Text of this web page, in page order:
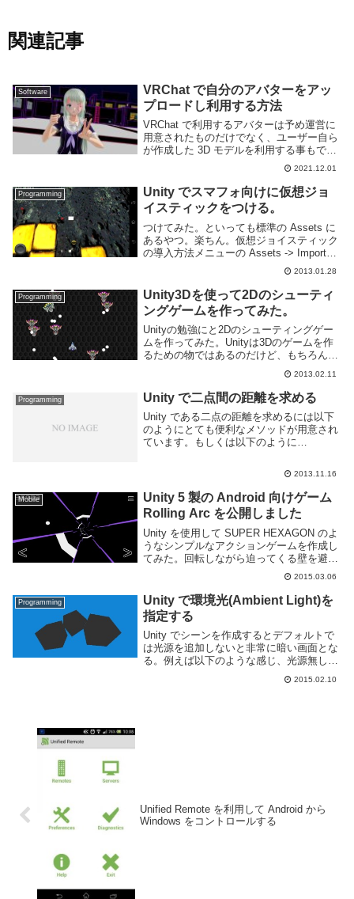
関連記事
Software
VRChat で自分のアバターをアッ
プロードし利用する方法
VRChat で利用するアバターは予め運営に
用意されたものだけでなく、ユーザー自ら
が作成した 3D モデルを利用する事もでき
る。3D モデルは BOOTH 等で販売されて
いるものもあり、3D モデリングできなく
ともカスタマイズしてオリジナル...
2021.12.01
Programming
Unity でスマフォ向けに仮想ジョ
イスティックをつける。
つけてみた。といっても標準の Assets に
あるやつ。楽ちん。仮想ジョイスティック
の導入方法メニューの Assets -> Import
Package -> Standard Assets (Mobile) を選
2013.01.28
Programming
Unity3Dを使って2Dのシューティ
ングゲームを作ってみた。
Unityの勉強にと2Dのシューティングゲー
ムを作ってみた。Unityは3Dのゲームを作
るための物ではあるのだけど、もちろん2D
のゲームも作成できる。そのためのフレー
ムワークなどもあるがとりあえずUnity本
体にある以外の機能は使わずに作成...
2013.02.11
Programming Unity で二点間の距離を求める
Unity である二点の距離を求めるには以下
のようにとても便利なメソッドが用意され
ています。もしくは以下のように
単ですね。どういった計算をしているのか
中...
2013.11.16
Mobile
Unity 5 製の Android 向けゲーム
Rolling Arc を公開しました
Unity を使用して SUPER HEXAGON のよ
うなシンプルなアクションゲームを作成し
てみた。回転しながら迫ってくる壁を避け
続けるゲームです。開発経緯最初に漠然と
作ろうと思っていたのが「チューブの中を
高速で移動しつつ障害物を避けるゲ...
2015.03.06
Programming
Unity で環境光(Ambient Light)を
指定する
Unity でシーンを作成するとデフォルトで
は光源を追加しないと非常に暗い画面とな
る。例えば以下のような感じ、光源無しで
3つほど適当にブロックを置くいてみると
真っ黒となる。そこで光源(ここでは
2015.02.10
Unified Remote を利用して Android から
Windows をコントロールする